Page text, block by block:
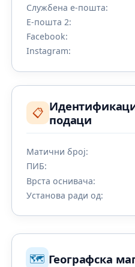
Службена е-пошта:
Е-пошта 2:
Facebook:
Instagram:
📋 подаци
Матични број:
ПИБ:
Врста оснивача:
Установа ради од:
🗺️ Географска